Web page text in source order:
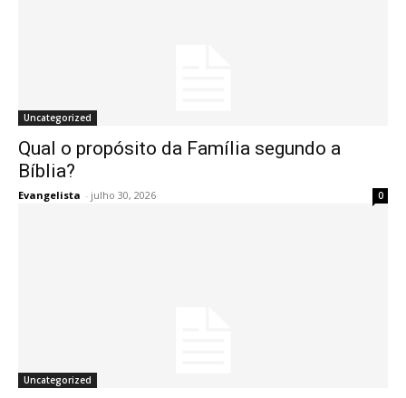
Uncategorized
Qual o propósito da Família segundo a
Bíblia?
Evangelista - julho 30, 2026 0
Uncategorized